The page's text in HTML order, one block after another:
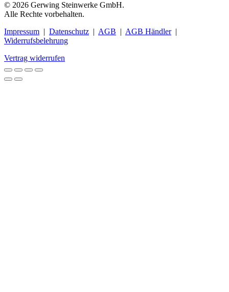
© 2026 Gerwing Steinwerke GmbH.
Alle Rechte vorbehalten.
Impressum | Datenschutz | AGB | AGB Händler|
Widerrufsbelehrung
Vertrag widerrufen